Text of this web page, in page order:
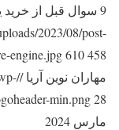
9 سوال قبل از خرید یک ماشین آتش نشانی
2023/08/post-
engine.jpg610458
مهاران نوین آریا
min.png28 سپتامبر 2023
مارس 2024